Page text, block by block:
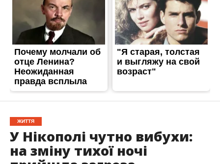
ЖИТТЯ
У Нікополі чутно вибухи:
на зміну тихої ночі